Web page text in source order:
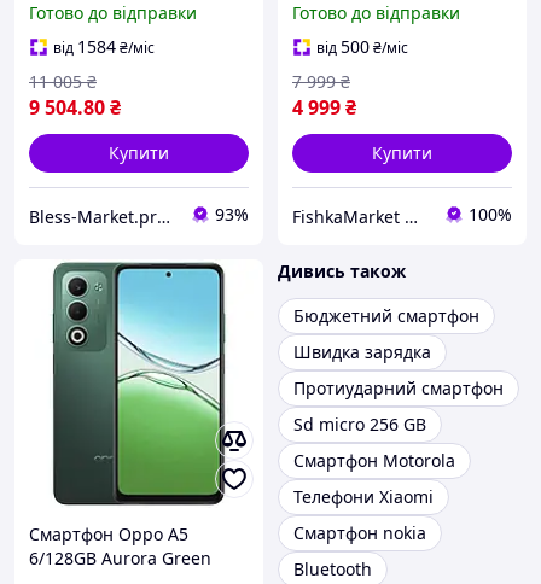
зарядка, IP65, 120 Гц IPS
Готово до відправки
від 1584₴/міс
9 504.80₴
11 005 ₴
Купити
Bless-Market.prom.ua 93%
C)
Готово до відправки
від500₴/міс
4 999₴
7 999 ₴
Купити
FishkaMarket Магазин приємних покупок 100%
Смартфон Oppo A5
6/128GB Aurora Green
Дивись також
Бюджетний смартфон
Швидка зарядка
Протиударний смартфон
Sd micro 256 GB
Смартфон Motorola
Телефони Xiaomi
Смартфон nokia
Bluetooth